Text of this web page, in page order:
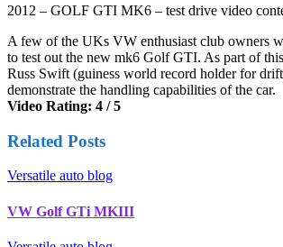
2012 – GOLF GTI MK6 – test drive video
A few of the UKs VW enthusiast club owners
to test out the new mk6 Golf GTI. As part of
Russ Swift (guiness world record holder for
demonstrate the handling capabilities of the car.
Video Rating: 4 / 5
Related Posts
Versatile auto blog
VW Golf GTi MKIII